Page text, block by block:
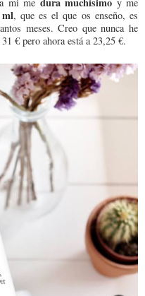
, que es el que os enseño, es
meses. Creo que nunca he
€ pero ahora está a 23,25 €.